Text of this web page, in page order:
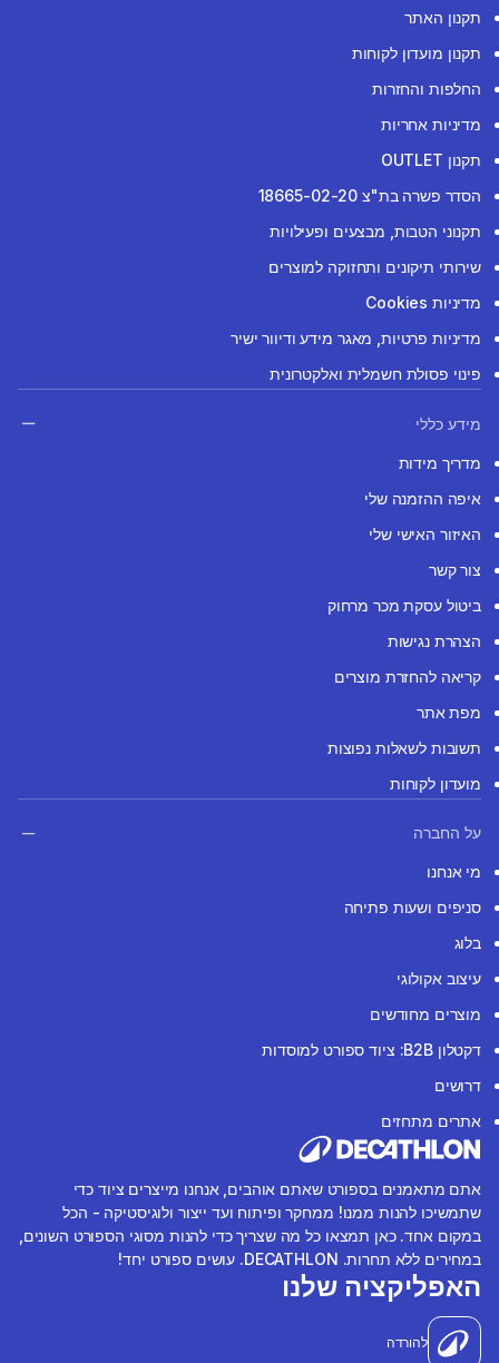
תקנון האתר
תקנון מועדון לקוחות
החלפות והחזרות
מדיניות אחריות
תקנון OUTLET
הסדר פשרה בת"צ 18665-02-20
תקנוני הטבות, מבצעים ופעילויות
שירותי תיקונים ותחזוקה למוצרים
מדיניות Cookies
מדיניות פרטיות, מאגר מידע ודיוור ישיר
פינוי פסולת חשמלית ואלקטרונית
מידע כללי
מדריך מידות
איפה ההזמנה שלי
האיזור האישי שלי
צור קשר
ביטול עסקת מכר מרחוק
הצהרת נגישות
קריאה להחזרת מוצרים
מפת אתר
תשובות לשאלות נפוצות
מועדון לקוחות
על החברה
מי אנחנו
סניפים ושעות פתיחה
בלוג
עיצוב אקולוגי
מוצרים מחודשים
דקטלון B2B: ציוד ספורט למוסדות
דרושים
אתרים מתחזים
אתם מתאמנים בספורט שאתם אוהבים, אנחנו מייצרים ציוד כדי
שתמשיכו להנות ממנו! ממחקר ופיתוח ועד ייצור ולוגיסטיקה - הכל
במקום אחד. כאן תמצאו כל מה שצריך כדי להנות מסוגי הספורט השונים,
במחירים ללא תחרות. DECATHLON. עושים ספורט יחד!
האפליקציה שלנו
להורדה